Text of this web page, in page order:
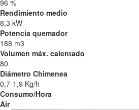
96 %
Rendimiento medio
8,3 kW
Potencia quemador
188 m3
Volumen máx. calentado
80
Diámetro Chimenea
0,7-1,9 Kg/h
Consumo/Hora
Air